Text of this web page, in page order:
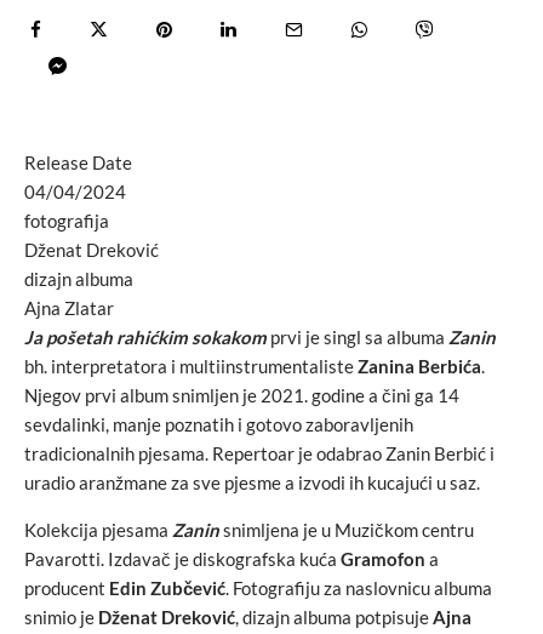
Release Date
04/04/2024
fotografija
Dženat Dreković
dizajn albuma
Ajna Zlatar
Ja pošetah rahićkim sokakom prvi je singl sa albuma Zanin
bh. interpretatora i multiinstrumentalisteZanina Berbića.
Njegov prvi album snimljen je 2021. godine a čini ga 14
sevdalinki, manje poznatih i gotovo zaboravljenih
tradicionalnih pjesama. Repertoar je odabrao Zanin Berbić i
uradio aranžmane za sve pjesme a izvodi ih kucajući u saz.
Kolekcija pjesama Zaninsnimljena je u Muzičkom centru
Pavarotti. Izdavač je diskografska kuća Gramofon a
producent Edin Zubčević. Fotografiju za naslovnicu albuma
snimio je Dženat Dreković, dizajn albuma potpisujeAjna